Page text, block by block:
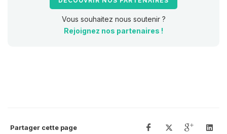
Vous souhaitez nous soutenir ?
Rejoignez nos partenaires !
Partager cette page